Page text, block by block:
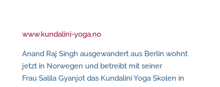
www.kundalini-yoga.no
Anand Raj Singh ausgewandert aus Berlin wohnt
jetzt in Norwegen und betreibt mit seiner
Frau Salila Gyanjot das Kundalini Yoga Skolen in